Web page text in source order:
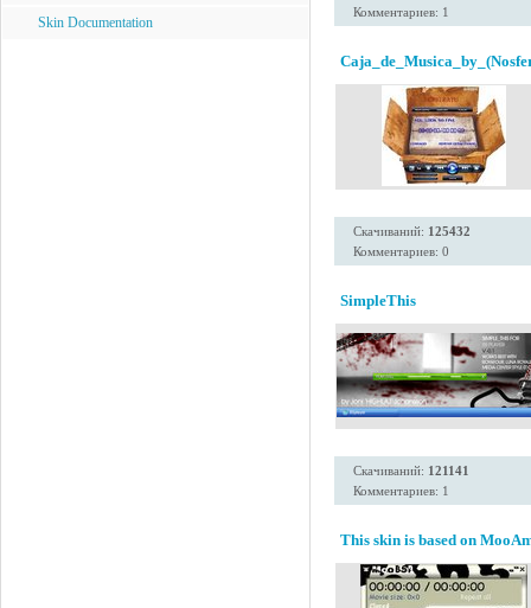
Skin Documentation
Комментариев: 1
Скачиваний: 125432
Комментариев: 0
SimpleThis
Скачиваний: 121141
Комментариев: 1
This skin is based on